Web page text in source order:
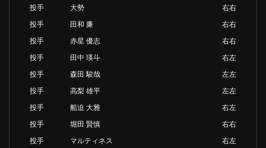
投手 大勢
右右
投手
田和 廉
右右
投手
赤星 優志
右右
投手
田中 瑛斗
右左
投手
森田 駿哉
左左
投手
高梨 雄平
左左
投手
船迫 大雅
右左
投手
堀田 賢慎
右右
投手
マルティネス
右左